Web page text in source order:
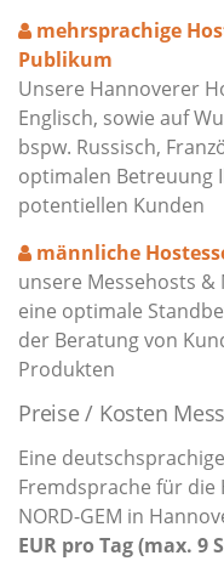
mehrsprachige
Publikum
Unsere Hannoverer
Englisch, sowie auf
bspw. Russisch,
optimalen Betreuung
potentiellen Kunden
männliche
unsere Messehosts
eine optimale
der Beratung von
Produkten
Preise / Kosten
Eine
Fremdsprache für die
NORD-GEM in
EUR pro Tag (max. 9